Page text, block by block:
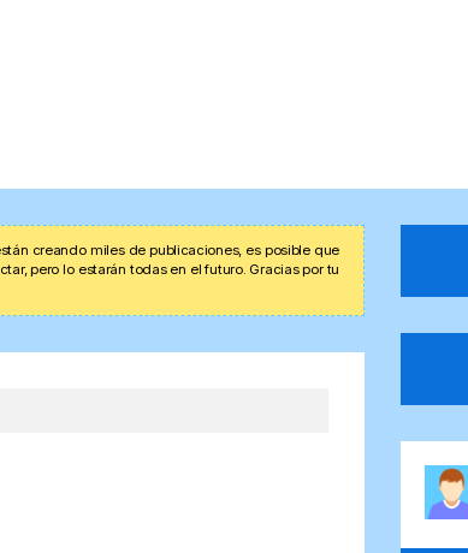
creando miles de publicaciones, es posible que
pero lo estarán todas en el futuro. Gracias por tu